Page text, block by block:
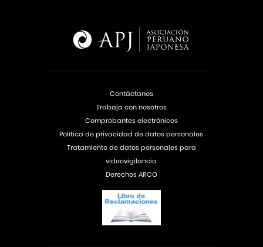
Contáctanos
Trabaja con nosotros
Comprobantes electrónicos
Política de privacidad de datos personales
Tratamiento de datos personales para
videovigilancia
Derechos ARCO